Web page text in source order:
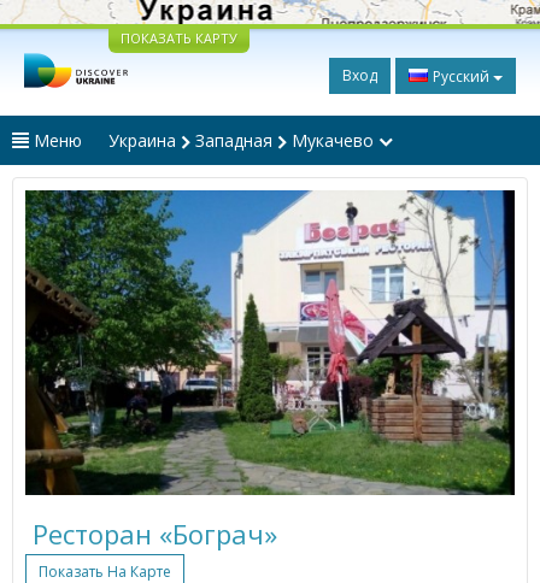
ПОКАЗАТЬ КАРТУ
Вход Русский
Меню Украина Западная Мукачево
Ресторан «Бограч»
Показать На Карте